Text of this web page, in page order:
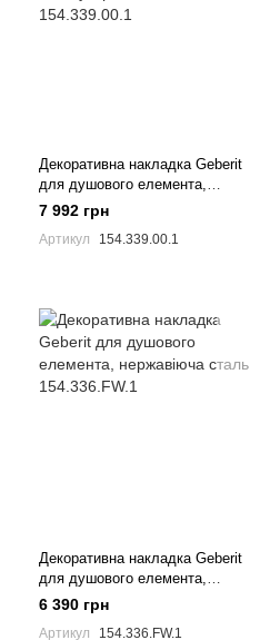
Декоративна накладка Geberit
для душового елемента,
комплект під плитку з рамкою
154.339.00.1
7 992 грн
Артикул 154.339.00.1
Декоративна накладка Geberit
для душового елемента,
нержавіюча сталь
154.336.FW.1
6 390 грн
Артикул 154.336.FW.1